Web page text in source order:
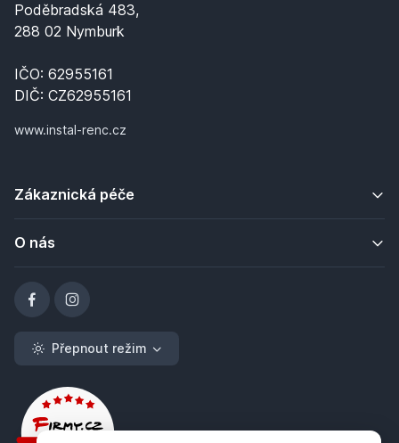
Poděbradská 483,
288 02 Nymburk
IČO: 62955161
DIČ: CZ62955161
www.instal-renc.cz
Zákaznická péče
O nás
Přepnout režim